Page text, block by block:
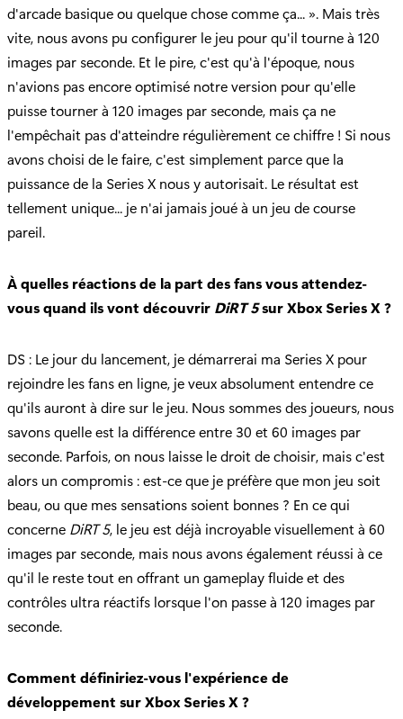
d'arcade basique ou quelque chose comme ça... ». Mais très
vite, nous avons pu configurer le jeu pour qu'il tourne à 120
images par seconde. Et le pire, c'est qu'à l'époque, nous
n'avions pas encore optimisé notre version pour qu'elle
puisse tourner à 120 images par seconde, mais ça ne
l'empêchait pas d'atteindre régulièrement ce chiffre ! Si nous
avons choisi de le faire, c'est simplement parce que la
puissance de la Series X nous y autorisait. Le résultat est
tellement unique... je n'ai jamais joué à un jeu de course
pareil.
À quelles réactions de la part des fans vous attendez-
vous quand ils vont découvrir DiRT 5sur Xbox Series X ?
DS : Le jour du lancement, je démarrerai ma Series X pour
rejoindre les fans en ligne, je veux absolument entendre ce
qu'ils auront à dire sur le jeu. Nous sommes des joueurs, nous
savons quelle est la différence entre 30 et 60 images par
seconde. Parfois, on nous laisse le droit de choisir, mais c'est
alors un compromis : est-ce que je préfère que mon jeu soit
beau, ou que mes sensations soient bonnes ? En ce qui
concerne DiRT 5, le jeu est déjà incroyable visuellement à 60
images par seconde, mais nous avons également réussi à ce
qu'il le reste tout en offrant un gameplay fluide et des
contrôles ultra réactifs lorsque l'on passe à 120 images par
seconde.
Comment définiriez-vous l'expérience de
développement sur Xbox Series X ?